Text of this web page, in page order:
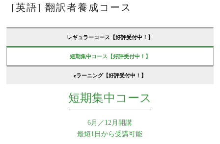
[英語] 翻訳者養成コース
レギュラーコース 【好評受付中！】
短期集中コース 【好評受付中！】
eラーニング【好評受付中！】
短期集中コース
6月／12月開講
最短1日から受講可能